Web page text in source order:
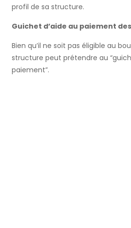
profil de sa structure.
Guichet d’aide au paiement
Bien qu’il ne soit pas éligible au
structure peut prétendre au
paiement”.